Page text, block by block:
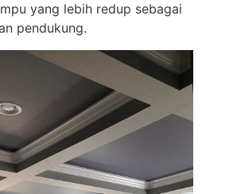
yang lebih redup sebagai
pendukung.